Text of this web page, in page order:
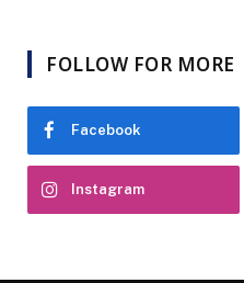
FOLLOW FOR MORE
Facebook
Instagram